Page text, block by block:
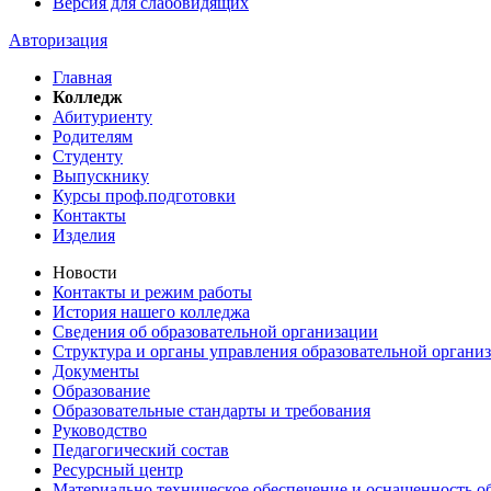
Авторизация
Главная
Колледж
Абитуриенту
Родителям
Студенту
Выпускнику
Курсы проф.подготовки
Контакты
Изделия
Новости
Контакты и режим работы
История нашего колледжа
Сведения об образовательной организации
Структура и органы управления образовательной
Документы
Образование
Образовательные стандарты и требования
Руководство
Педагогический состав
Ресурсный центр